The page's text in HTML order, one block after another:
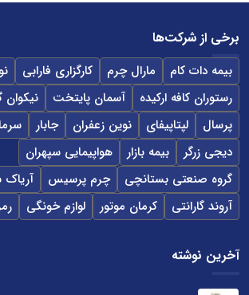
برخی از شرکت‌ها
بیمه دات کام مارال چرم کارگزاری فارابی
رستوران کافه ارکیده
آسمان پایتخت
پرسال
لپتاپیفای نوین زعفران جابار
دیجی زرگر
بیمه بازار
هواپیمایی سپهران
گروه صنعتی بستانچی
چرم پرسیس
آروند گارانتی
کرمان موتور لوازم خونگی
آخرین نوشته